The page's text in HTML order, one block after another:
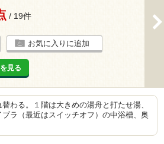
/ 19件
お気に入りに追加
見る
わる。１階は大きめの湯舟と打たせ湯、
ラ（最近はスイッチオフ）の中浴槽、奥